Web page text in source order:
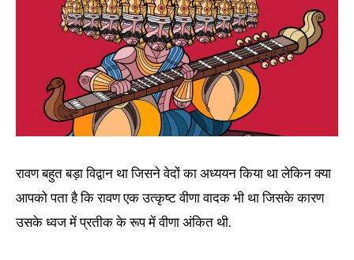
रावण बहुत बड़ा विद्वान था जिसने वेदों का अध्ययन किया था लेकिन क्या
आपको पता है कि रावण एक उत्कृष्ट वीणा वादक भी था जिसके कारण
उसके ध्वज में प्रतीक के रूप में वीणा अंकित थी.